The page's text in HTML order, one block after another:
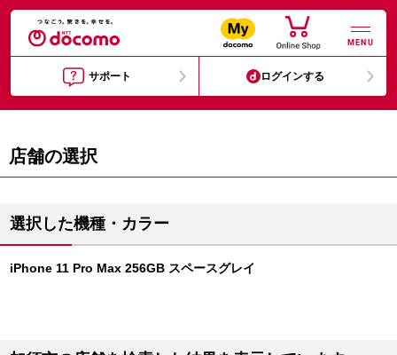
MENU
サポート ログインする
店舗の選択
選択した機種・カラー
iPhone 11 Pro Max 256GB スペースグレイ